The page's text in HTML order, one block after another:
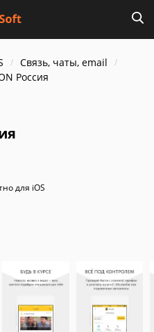
Связь, чаты, email
Россия
для iOS